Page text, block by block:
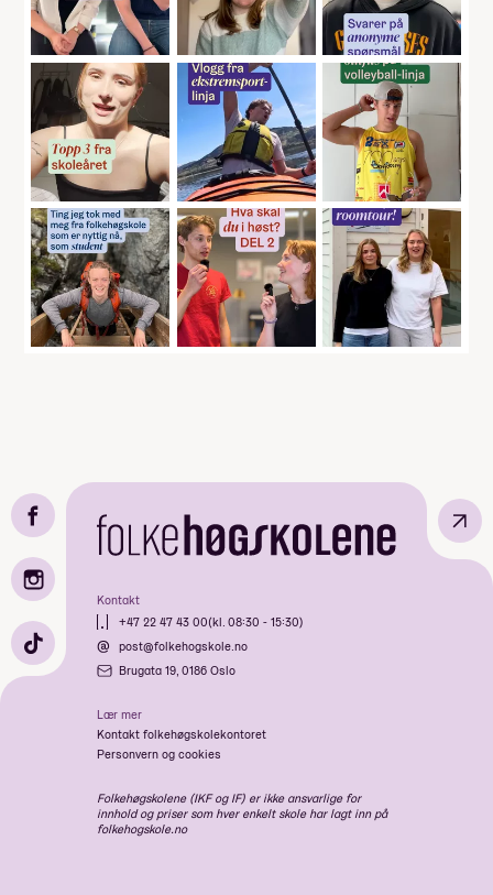
Kontakt
+47 22 47 43 00(kl. 08:30 - 15:30)
post@folkehogskole.no
Brugata 19, 0186 Oslo
Lær mer
Kontakt folkehøgskolekontoret
Personvern og cookies
Folkehøgskolene (IKF og IF) er ikke ansvarlige for
innhold og priser som hver enkelt skole har lagt inn på
folkehogskole.no
↗